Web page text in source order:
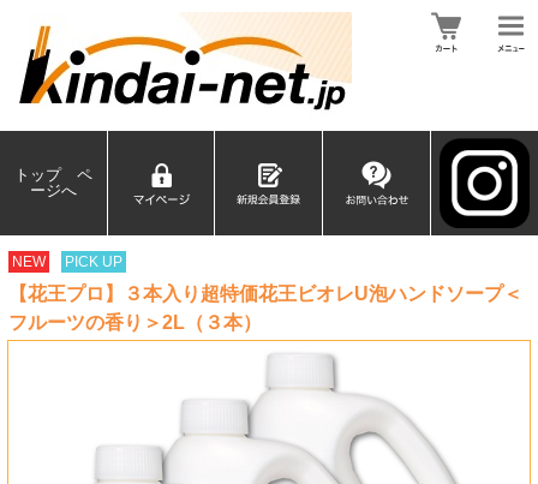
トップ ペ
ージへ
NEW PICK UP
【花王プロ】３本入り超特価花王ビオレU泡ハンドソープ＜
フルーツの香り＞2L（３本）